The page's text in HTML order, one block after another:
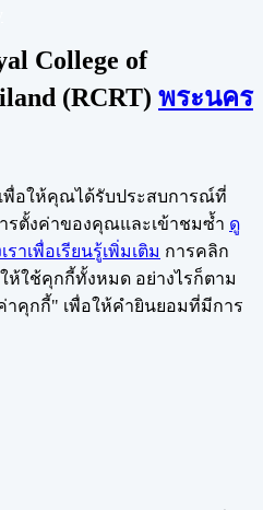
College of
(RCRT) พระนคร
เพื่อให้คุณได้รับประสบการณ์ที่
รตั้งค่าของคุณและเข้าชมซ้ำ ดู
าเพื่อเรียนรู้เพิ่มเติม การคลิก
ใช้คุกกี้ทั้งหมด อย่างไรก็ตาม
คุกกี้" เพื่อให้คำยินยอมที่มีการ